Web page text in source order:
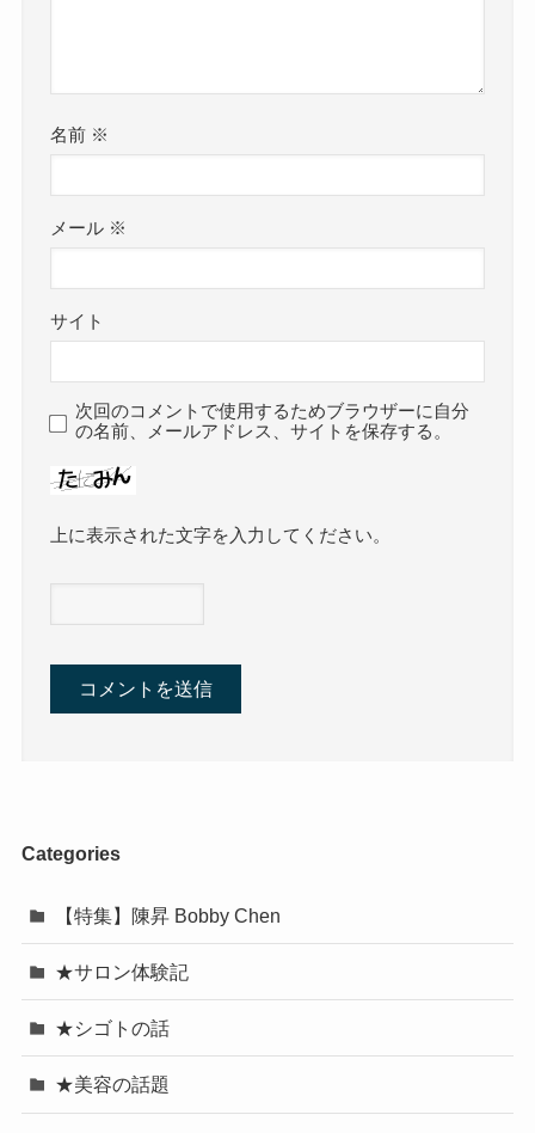
名前 ※
メール ※
サイト
次回のコメントで使用するためブラウザーに自分
の名前、メールアドレス、サイトを保存する。
上に表示された文字を入力してください。
Categories
【特集】陳昇 Bobby Chen
★サロン体験記
★シゴトの話
★美容の話題